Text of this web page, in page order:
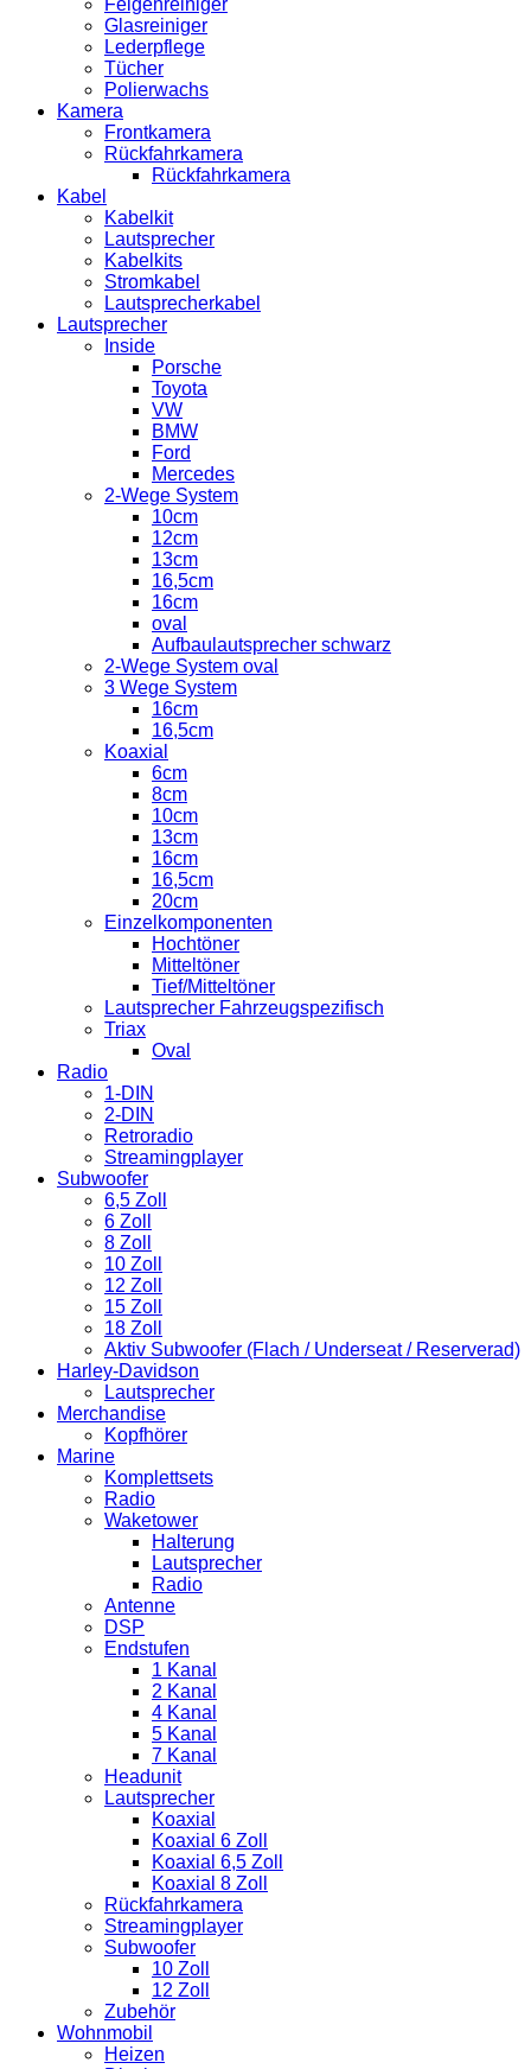
Felgenreiniger
Glasreiniger
Lederpflege
Tücher
Polierwachs
Kamera
Frontkamera
Rückfahrkamera
Rückfahrkamera
Kabel
Kabelkit
Lautsprecher
Kabelkits
Stromkabel
Lautsprecherkabel
Lautsprecher
Inside
Porsche
Toyota
VW
BMW
Ford
Mercedes
2-Wege System
10cm
12cm
13cm
16,5cm
16cm
oval
Aufbaulautsprecher schwarz
2-Wege System oval
3 Wege System
16cm
16,5cm
Koaxial
6cm
8cm
10cm
13cm
16cm
16,5cm
20cm
Einzelkomponenten
Hochtöner
Mitteltöner
Tief/Mitteltöner
Lautsprecher Fahrzeugspezifisch
Triax
Oval
Radio
1-DIN
2-DIN
Retroradio
Streamingplayer
Subwoofer
6,5 Zoll
6 Zoll
8 Zoll
10 Zoll
12 Zoll
15 Zoll
18 Zoll
Aktiv Subwoofer (Flach / Underseat / Reserverad)
Harley-Davidson
Lautsprecher
Merchandise
Kopfhörer
Marine
Komplettsets
Radio
Waketower
Halterung
Lautsprecher
Radio
Antenne
DSP
Endstufen
1 Kanal
2 Kanal
4 Kanal
5 Kanal
7 Kanal
Headunit
Lautsprecher
Koaxial
Koaxial 6 Zoll
Koaxial 6,5 Zoll
Koaxial 8 Zoll
Rückfahrkamera
Streamingplayer
Subwoofer
10 Zoll
12 Zoll
Zubehör
Wohnmobil
Heizen